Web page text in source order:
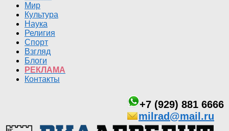
Мир
Культура
Наука
Религия
Спорт
Взгляд
Блоги
РЕКЛАМА
Контакты
+7 (929) 881 6666
milrad@mail.ru